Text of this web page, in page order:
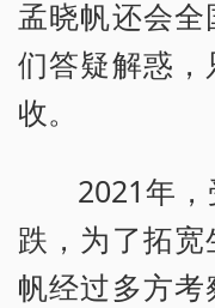
孟晓帆还会
们答疑解惑
收。
2021年
跌，为了拓
帆经过多方